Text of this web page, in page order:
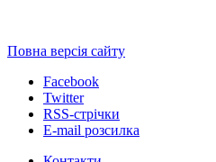
Повна версія сайту
Facebook
Twitter
RSS-стрічки
E-mail розсилка